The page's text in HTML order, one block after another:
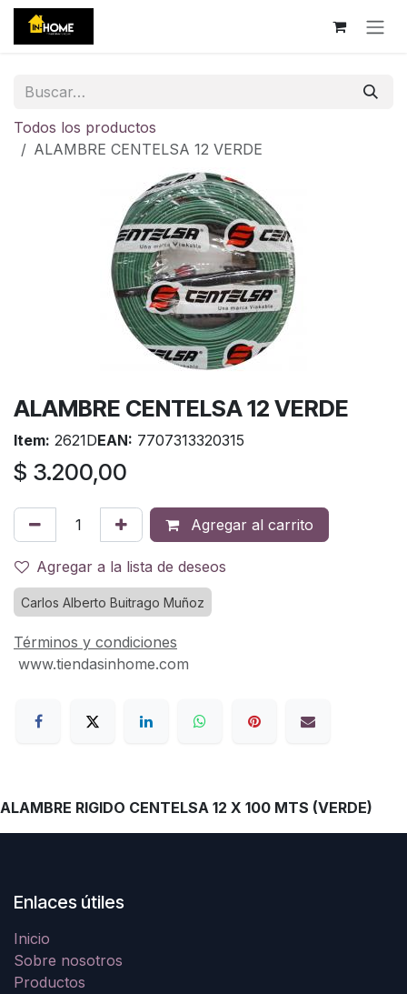
Ir al contenido
Todos los productos
ALAMBRE CENTELSA 12 VERDE
ALAMBRE CENTELSA 12 VERDE
Item: 2621DEAN: 7707313320315
$ 3.200,00
Agregar al carrito
Agregar a la lista de deseos
Carlos Alberto Buitrago Muñoz
Términos y condiciones
www.tiendasinhome.com
ALAMBRE RIGIDO CENTELSA 12 X 100 MTS (VERDE)
Enlaces útiles
Inicio
Sobre nosotros
Productos